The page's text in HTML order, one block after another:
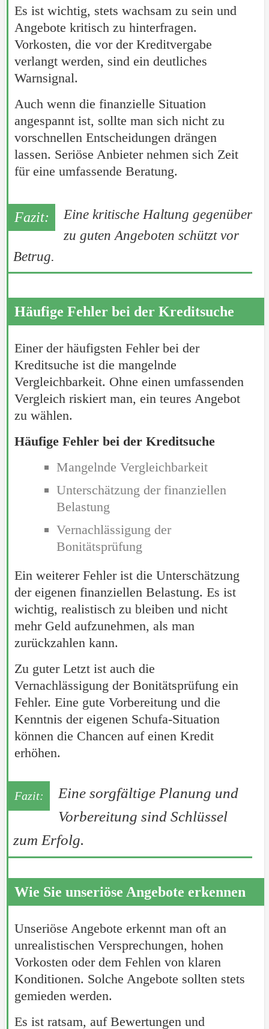
Es ist wichtig, stets wachsam zu sein und
Angebote kritisch zu hinterfragen.
Vorkosten, die vor der Kreditvergabe
verlangt werden, sind ein deutliches
Warnsignal.
Auch wenn die finanzielle Situation
angespannt ist, sollte man sich nicht zu
vorschnellen Entscheidungen drängen
lassen. Seriöse Anbieter nehmen sich Zeit
für eine umfassende Beratung.
Eine kritische Haltung gegenüber
zu guten Angeboten schützt vor
Betrug.
Häufige Fehler bei der Kreditsuche
Einer der häufigsten Fehler bei der
Kreditsuche ist die mangelnde
Vergleichbarkeit. Ohne einen umfassenden
Vergleich riskiert man, ein teures Angebot
zu wählen.
Häufige Fehler bei der Kreditsuche
Mangelnde Vergleichbarkeit
Unterschätzung der finanziellen
Belastung
Vernachlässigung der
Bonitätsprüfung
Ein weiterer Fehler ist die Unterschätzung
der eigenen finanziellen Belastung. Es ist
wichtig, realistisch zu bleiben und nicht
mehr Geld aufzunehmen, als man
zurückzahlen kann.
Zu guter Letzt ist auch die
Vernachlässigung der Bonitätsprüfung ein
Fehler. Eine gute Vorbereitung und die
Kenntnis der eigenen Schufa-Situation
können die Chancen auf einen Kredit
erhöhen.
Eine sorgfältige Planung und
Vorbereitung sind Schlüssel
zum Erfolg.
Wie Sie unseriöse Angebote erkennen
Unseriöse Angebote erkennt man oft an
unrealistischen Versprechungen, hohen
Vorkosten oder dem Fehlen von klaren
Konditionen. Solche Angebote sollten stets
gemieden werden.
Es ist ratsam, auf Bewertungen und